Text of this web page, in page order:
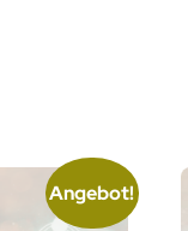
Angebot!